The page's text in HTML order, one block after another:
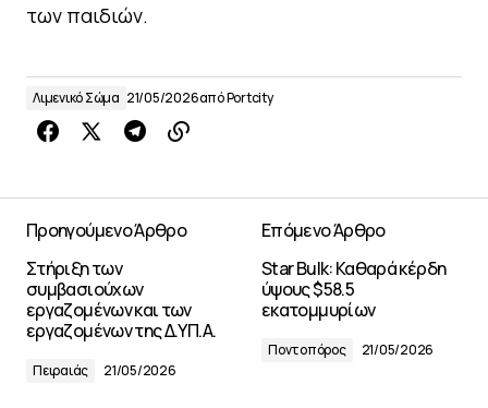
των παιδιών.
Λιμενικό Σώμα 21/05/2026απόPortcity
Προηγούμενο Άρθρο
Στήριξη των
συμβασιούχων
εργαζομένων και των
εργαζομένων της Δ.ΥΠ.Α.
Πειραιάς 21/05/2026
Επόμενο Άρθρο
Star Bulk: Καθαρά κέρδη
ύψους $58.5
εκατομμυρίων
Ποντοπόρος 21/05/2026